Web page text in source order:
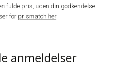
fulde pris, uden din godkendelse.
for prismatch her.
anmeldelser